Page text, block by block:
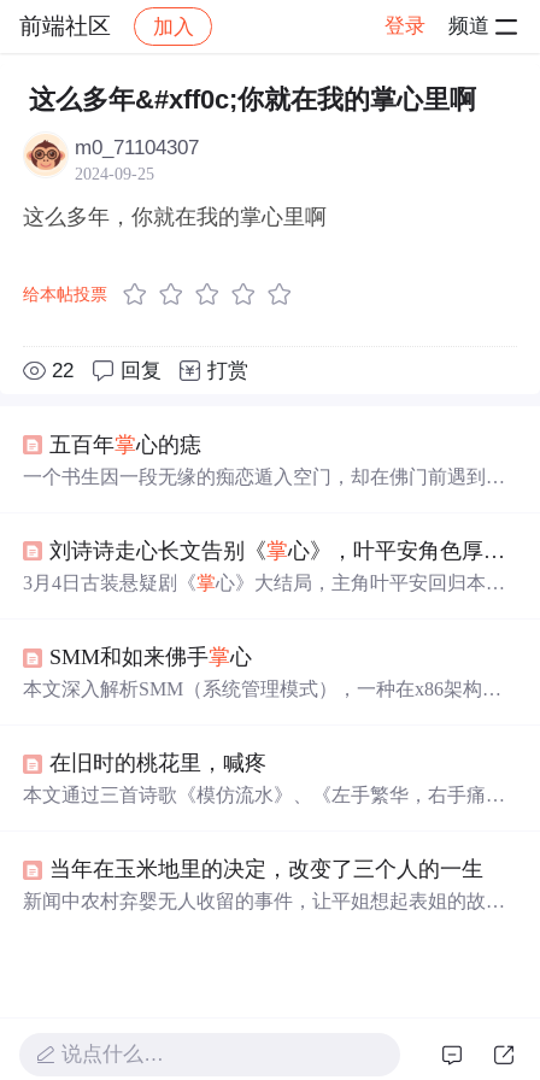
前端社区 加入 登录 频道
社区 前端社区 感慨 帖子详情
这么多年&#xff0c;你就在我的掌心里啊
m0_71104307
2024-09-25
这么多年，你就在我的掌心里啊
给本帖投票
22 回复 打赏
五百年掌心的痣
一个书生因一段无缘的痴恋遁入空门，却在佛门前遇到了
刘诗诗走心长文告别《掌心》，叶平安角色厚度十足引观众喜爱
3月4日古装悬疑剧《掌心》大结局，主角叶平安回归本心
为保将士放弃个人恩怨，展现家国格局。此外，该剧质感
精良，刘诗诗也用心诠释角色。
SMM和如来佛手掌心
本文深入解析SMM（系统管理模式），一种在x86架构中
及产业生态的影响，特别是对安全领域的重大意义。
在旧时的桃花里，喊疼
本文通过三首诗歌《模仿流水》、《左手繁华，右手痛》
然意象，如雨、花瓣、河流等，以此来象征人生的无常与
变迁。
当年在玉米地里的决定，改变了三个人的一生
新闻中农村弃婴无人收留的事件，让平姐想起表姐的故
说点什么…